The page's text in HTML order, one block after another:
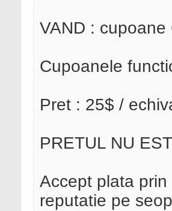
VAND :
Cupoanele
Pret : 25$ /
PRETUL NU
Accept plata
reputatie pe